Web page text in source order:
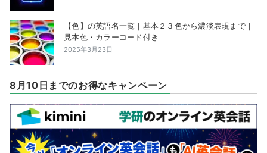
【色】の英語名一覧｜基本２３色から濃淡表現まで｜
見本色・カラーコード付き
2025年3月23日
8月10日までのお得なキャンペーン